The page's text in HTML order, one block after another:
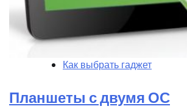
Как выбрать гаджет
Планшеты с двумя ОС